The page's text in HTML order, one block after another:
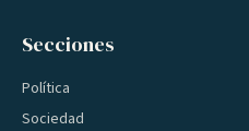
Secciones
Política
Sociedad